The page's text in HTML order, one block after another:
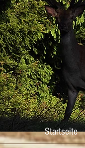
Startseite
Startseite